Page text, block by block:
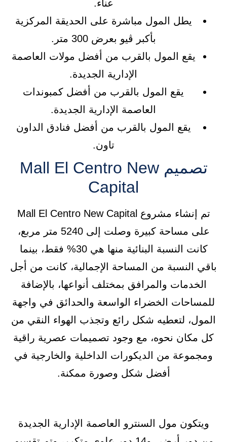
عناء.
يطل المول مباشرة على الحديقة المركزية
بأكبر ڤيو بعرض 300 متر.
يقع المول بالقرب من أفضل مولات العاصمة
الإدارية الجديدة.
يقع المول بالقرب من أفضل كمبوندات
العاصمة الإدارية الجديدة.
يقع المول بالقرب من أفضل فنادق الداون
تاون.
تصميم Mall El Centro New
Capital
تم إنشاء مشروع Mall El Centro New Capital
على مساحة كبيرة وصلت إلى 5240 متر مربع،
كانت النسبة البنائية منها هي 30% فقط، بينما
باقي النسبة من المساحة الإجمالية، كانت من أجل
الخدمات والمرافق بمختلف أنواعها، بالإضافة
للمساحات الخضراء الواسعة والحدائق في واجهة
المول، لتعطيه شكل رائع وتجذب الهواء النقي من
كل مكان نحوه، مع وجود تصميمات عصرية راقية
ومجموعة من الديكورات الداخلية والخارجية في
أفضل شكل وصورة ممكنة.
ويتكون مول السنترو العاصمة الإدارية الجديدة